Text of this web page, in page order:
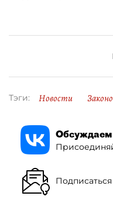
Тэги: Новости
Обсуждаем